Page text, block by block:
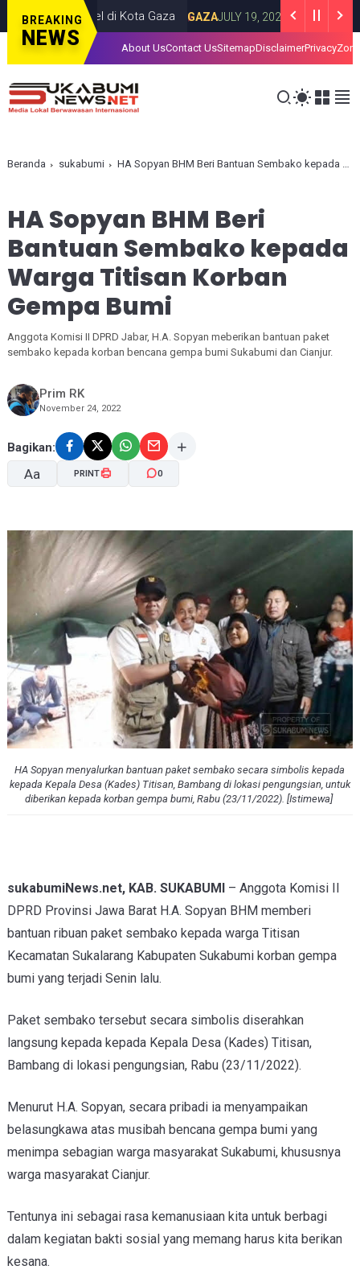
BREAKING
NEWS
Israel di Kota Gaza GAZA JULY 19, 2026 Iran Luncurkan
About UsContact UsSitemapDisclaimerPrivacy
Beranda sukabumi HA Sopyan BHM Beri Bantuan Sembako kepada Warga Titisan Korban Gempa Bumi
HA Sopyan BHM Beri
Bantuan Sembako kepada
Warga Titisan Korban
Gempa Bumi
Anggota Komisi II DPRD Jabar, H.A. Sopyan meberikan bantuan paket
sembako kepada korban bencana gempa bumi Sukabumi dan Cianjur.
Prim RK
November 24, 2022
Bagikan:
Aa
A- A+
PRINT 0
HA Sopyan menyalurkan bantuan paket sembako secara simbolis kepada
kepada Kepala Desa (Kades) Titisan, Bambang di lokasi pengungsian, untuk
diberikan kepada korban gempa bumi, Rabu (23/11/2022). [Istimewa]
sukabumiNews.net, KAB. SUKABUMI– Anggota Komisi II
DPRD Provinsi Jawa Barat H.A. Sopyan BHM memberi
bantuan ribuan paket sembako kepada warga Titisan
Kecamatan Sukalarang Kabupaten Sukabumi korban gempa
bumi yang terjadi Senin lalu.
Paket sembako tersebut secara simbolis diserahkan
langsung kepada kepada Kepala Desa (Kades) Titisan,
Bambang di lokasi pengungsian, Rabu (23/11/2022).
Menurut H.A. Sopyan, secara pribadi ia menyampaikan
belasungkawa atas musibah bencana gempa bumi yang
menimpa sebagian warga masyarakat Sukabumi, khususnya
warga masyarakat Cianjur.
Tentunya ini sebagai rasa kemanusiaan kita untuk berbagi
dalam kegiatan bakti sosial yang memang harus kita berikan
kesana.